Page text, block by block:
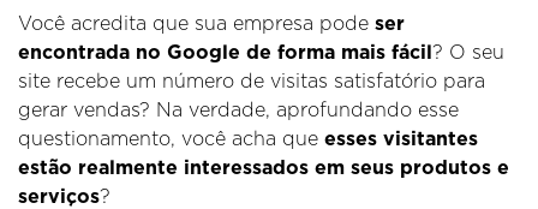
Você acredita que sua empresa pode ser
encontrada no Google de forma mais fácil ? O seu
site recebe um número de visitas satisfatório para
gerar vendas? Na verdade, aprofundando esse
questionamento, você acha que esses visitantes
estão realmente interessados em seus produtos e
serviços?